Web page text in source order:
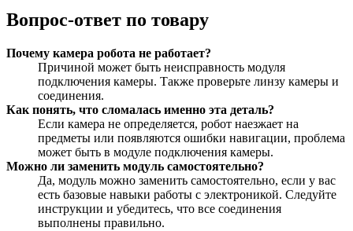
Вопрос-ответ по товару
Почему камера робота не работает?
Причиной может быть неисправность модуля
подключения камеры. Также проверьте линзу камеры и
соединения.
Как понять, что сломалась именно эта деталь?
Если камера не определяется, робот наезжает на
предметы или появляются ошибки навигации, проблема
может быть в модуле подключения камеры.
Можно ли заменить модуль самостоятельно?
Да, модуль можно заменить самостоятельно, если у вас
есть базовые навыки работы с электроникой. Следуйте
инструкции и убедитесь, что все соединения
выполнены правильно.